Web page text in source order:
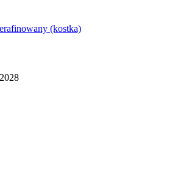
(kostka)